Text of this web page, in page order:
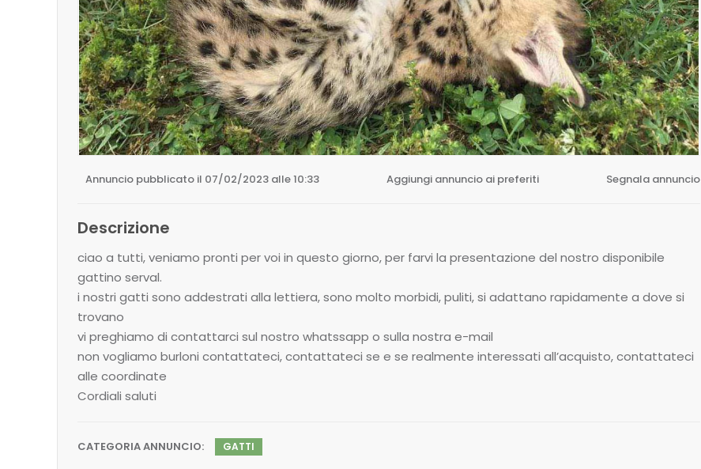
Annuncio pubblicato il 07/02/2023 alle 10:33 Aggiungi annuncio ai preferiti Segnala annuncio
Descrizione
ciao a tutti, veniamo pronti per voi in questo giorno, per farvi la presentazione del nostro disponibile
gattino serval.
i nostri gatti sono addestrati alla lettiera, sono molto morbidi, puliti, si adattano rapidamente a dove si
trovano
vi preghiamo di contattarci sul nostro whatssapp o sulla nostra e-mail
non vogliamo burloni contattateci, contattateci se e se realmente interessati all’acquisto, contattateci
alle coordinate
Cordiali saluti
CATEGORIA ANNUNCIO: GATTI